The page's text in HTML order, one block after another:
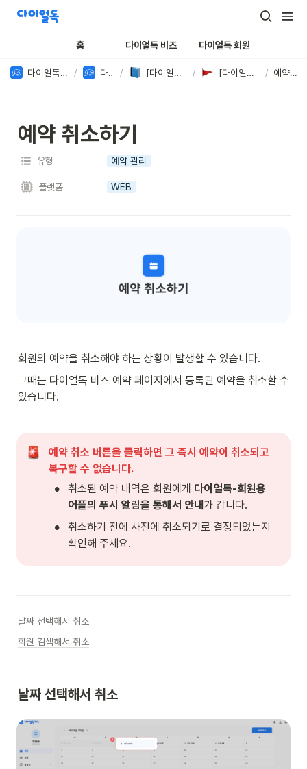
홈 다이얼독 비즈 다이얼독 회원
다이얼독ㅣ애견유치원 전용 서비스 / 다이얼독 비즈 / [다이얼독 비즈] 가이드 매뉴얼 / [다이얼독 비즈] 가이드 매뉴얼 / 예약 취소하기
예약 취소하기
유형 예약 관리
플랫폼 WEB
회원의 예약을 취소해야 하는 상황이 발생할 수 있습니다.
그때는 다이얼독 비즈 예약 페이지에서 등록된 예약을 취소할 수
있습니다.
예약 취소 버튼을 클릭하면 그 즉시 예약이 취소되고
복구할 수 없습니다.
• 취소된 예약 내역은 회원에게 다이얼독-회원용
어플의 푸시 알림을 통해서 안내가 갑니다.
•
취소하기 전에 사전에 취소되기로 결정되었는지
확인해 주세요.
날짜 선택해서 취소
회원 검색해서 취소
날짜 선택해서 취소